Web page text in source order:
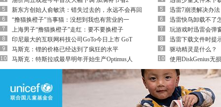
新东方创始人俞敏洪：错失过去的，永远不会再回
“撸猫换橙子”当事猫：没想到我也有营业的一
上海男子“撸猫换橙子”走红：要不要换橙子
印尼最大的互联网科技公司GoTo今日上市 GoT
马斯克：锂的价格已经达到了疯狂的水平
马斯克：特斯拉或最早明年开始生产Optimus人
迅雷7崩溃解决办法
迅雷快鸟卸载不了
玩游戏时迅雷会弹
迅雷下载文件时提
驱动精灵是什么？
使用DiskGenius无